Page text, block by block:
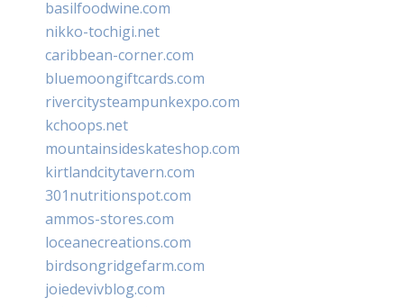
basilfoodwine.com
nikko-tochigi.net
caribbean-corner.com
bluemoongiftcards.com
rivercitysteampunkexpo.com
kchoops.net
mountainsideskateshop.com
kirtlandcitytavern.com
301nutritionspot.com
ammos-stores.com
loceanecreations.com
birdsongridgefarm.com
joiedevivblog.com